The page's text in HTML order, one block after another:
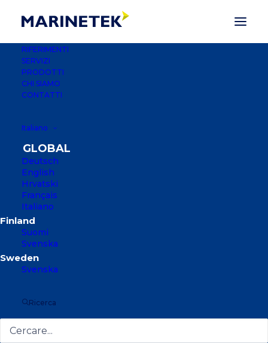
RIFERIMENTI
SERVIZI
PRODOTTI
CHI SIAMO
CONTATTI
Italiano
Deutsch
English
Hrvatski
Français
Italiano
Suomi
Svenska
Svenska
Ricerca
ACI MARINA PULA